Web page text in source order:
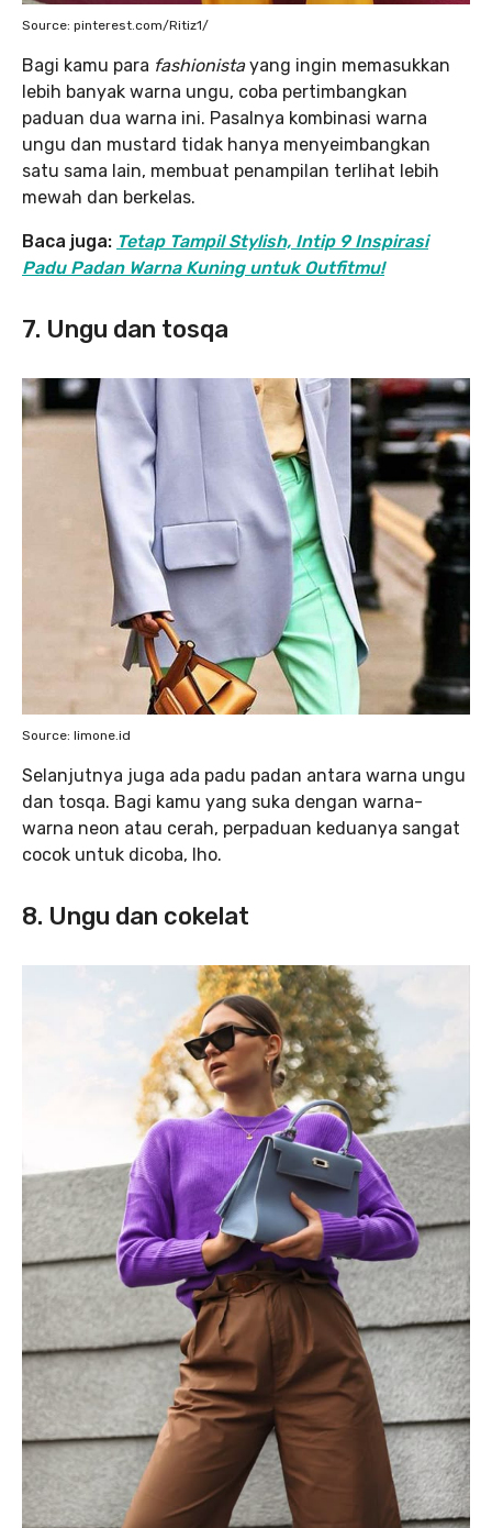
Source: pinterest.com/Ritiz1/
Bagi kamu para fashionistayang ingin memasukkan
lebih banyak warna ungu, coba pertimbangkan
paduan dua warna ini. Pasalnya kombinasi warna
ungu dan mustard tidak hanya menyeimbangkan
satu sama lain, membuat penampilan terlihat lebih
mewah dan berkelas.
Baca juga: Tetap Tampil Stylish, Intip 9 Inspirasi
Padu Padan Warna Kuning untuk Outfitmu!
7. Ungu dan tosqa
Source: limone.id
Selanjutnya juga ada padu padan antara warna ungu
dan tosqa. Bagi kamu yang suka dengan warna-
warna neon atau cerah, perpaduan keduanya sangat
cocok untuk dicoba, lho.
8. Ungu dan cokelat